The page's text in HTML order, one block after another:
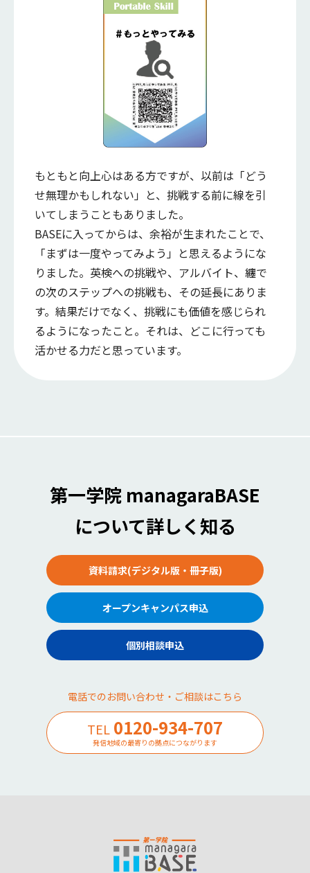
もともと向上心はある方ですが、以前は「どう
せ無理かもしれない」と、挑戦する前に線を引
いてしまうこともありました。
BASEに入ってからは、余裕が生まれたことで、
「まずは一度やってみよう」と思えるようにな
りました。英検への挑戦や、アルバイト、纏で
の次のステップへの挑戦も、その延長にありま
す。結果だけでなく、挑戦にも価値を感じられ
るようになったこと。それは、どこに行っても
活かせる力だと思っています。
第一学院 managaraBASE
について詳しく知る
資料請求(デジタル版・冊子版)
オープンキャンパス申込
個別相談申込
電話でのお問い合わせ・ご相談はこちら
TEL 0120-934-707
発信地域の最寄りの拠点につながります